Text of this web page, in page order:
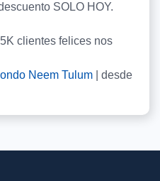
SOLO HOY.
5K clientes felices nos
Neem Tulum
desde